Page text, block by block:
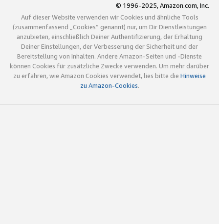
© 1996-2025, Amazon.com, Inc.
Auf dieser Website verwenden wir Cookies und ähnliche Tools
(zusammenfassend „Cookies“ genannt) nur, um Dir Dienstleistungen
anzubieten, einschließlich Deiner Authentifizierung, der Erhaltung
Deiner Einstellungen, der Verbesserung der Sicherheit und der
Bereitstellung von Inhalten. Andere Amazon-Seiten und -Dienste
können Cookies für zusätzliche Zwecke verwenden. Um mehr darüber
zu erfahren, wie Amazon Cookies verwendet, lies bitte die Hinweise
zu Amazon-Cookies.